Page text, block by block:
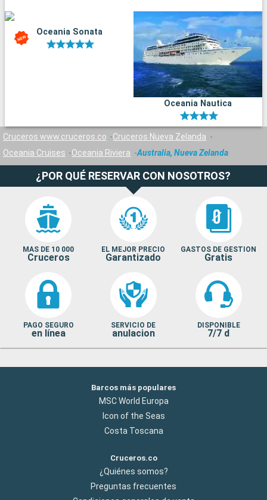
Oceania Sonata
Oceania Nautica
Cruceros www.cruceros.co
Cruceros Nueva Zelanda
Oceania Cruises
Oceania Riviera Australia, Nueva Zelanda
¿POR QUÉ RESERVAR CON NOSOTROS?
MAS DE 10 000
Cruceros
EL MEJOR PRECIO
Garantizado
GASTOS DE GESTION
Gratis
PAGO SEGURO
en línea
SERVICIO DE
anulacion
DISPONIBLE
7/7 d
Barcos más populares
MSC World Europa
Icon of the Seas
Costa Toscana
Cruceros.co
¿Quiénes somos?
Preguntas frecuentes